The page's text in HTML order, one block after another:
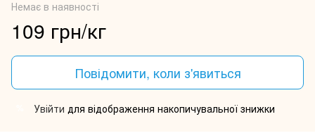
Немає в наявності
109 грн/кг
Повідомити, коли з'явиться
Увійти для відображення накопичувальної знижки